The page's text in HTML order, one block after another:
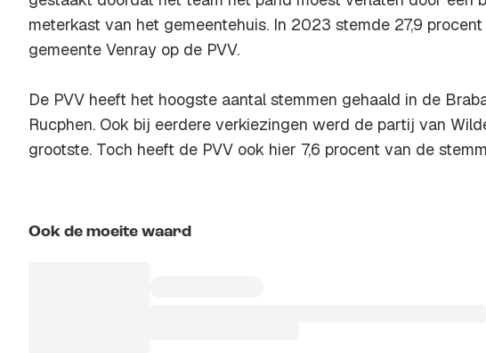
meterkast van het gemeentehuis. In 2023 stemde 27,9
gemeente Venray op de PVV.
De PVV heeft het hoogste aantal stemmen gehaald in de
Rucphen. Ook bij eerdere verkiezingen werd de partij van
grootste. Toch heeft de PVV ook hier 7,6 procent van de
Ook de moeite waard